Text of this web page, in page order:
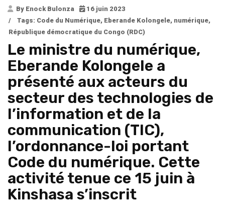
By Enock Bulonza
16 juin 2023
/
Tags: Code du Numérique, Eberande Kolongele, numérique,
République démocratique du Congo (RDC)
Le ministre du numérique,
Eberande Kolongele a
présenté aux acteurs du
secteur des technologies de
l’information et de la
communication (TIC),
l’ordonnance-loi portant
Code du numérique. Cette
activité tenue ce 15 juin à
Kinshasa s’inscrit